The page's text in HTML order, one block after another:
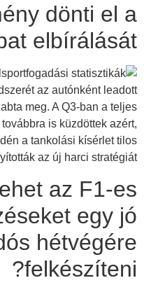
dönti el a
elbírálását
az autónként leadott
meg. A Q3-ban a teljes
is küzdöttek azért,
a tankolási kísérlet tilos
az új harci stratégiát.
az F1-es
egy jó
hétvégére
felkészíteni?